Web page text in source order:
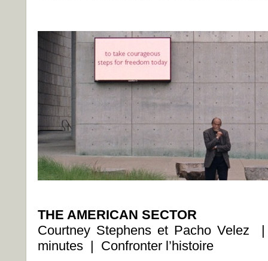
THE AMERICAN SECTOR
Courtney Stephens et Pacho
minutes | Confronter l’histoire